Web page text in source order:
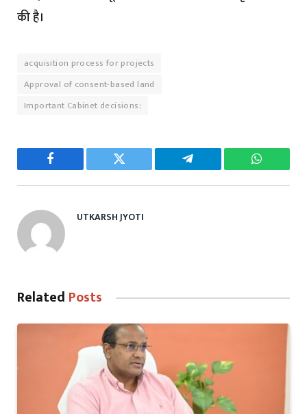
की है।
acquisition process for projects
Approval of consent-based land
Important Cabinet decisions:
Facebook Twitter Telegram
UTKARSH JYOTI
Related Posts